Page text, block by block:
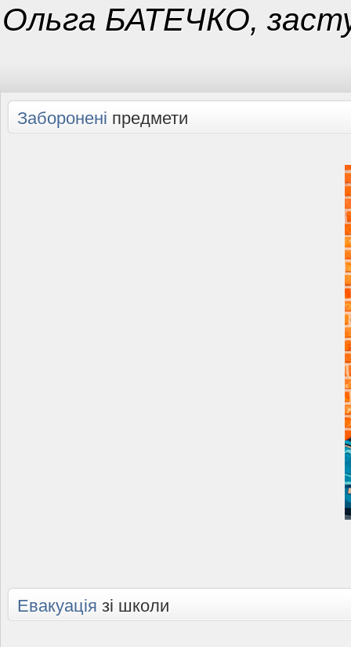
Ольга БАТЕЧКО,
Заборонені предмети
Евакуація зі школи